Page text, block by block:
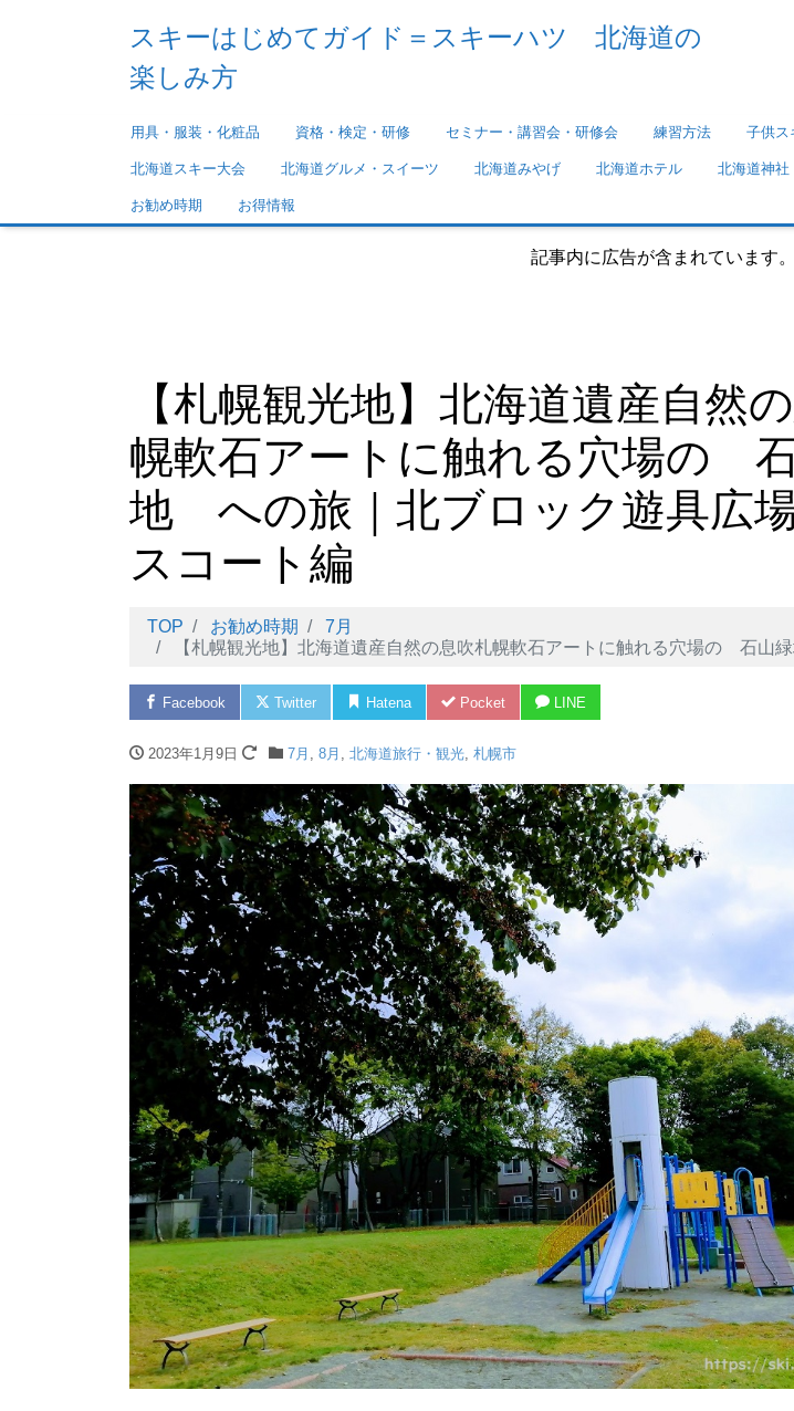
スキーはじめてガイド＝スキーハツ 北海道の
楽しみ方
用具・服装・化粧品 資格・検定・研修 セミナー・講習会・研修会 練習方法 子供ス
北海道スキー大会 北海道グルメ・スイーツ 北海道みやげ 北海道ホテル 北海道神社
お勧め時期 お得情報
記事内に広告が含まれています。
【札幌観光地】北海道遺産自然
幌軟石アートに触れる穴場の
地 への旅｜北ブロック遊具広
スコート編
TOP お勧め時期
7月
【札幌観光地】北海道遺産自然の息吹札幌軟石アートに触れる穴場の 石山緑地 への旅｜北ブロック遊具広
Facebook Twitter Hatena Pocket LINE
2023年1月9日 7月 8月 北海道旅行・観光, 札幌市